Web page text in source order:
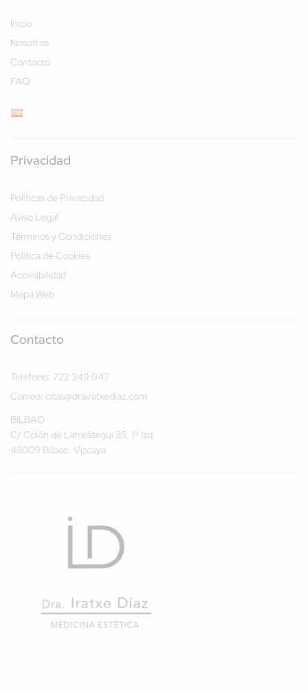
Inicio
Nosotros
Contacto
FAQ
Privacidad
Políticas de Privacidad
Aviso Legal
Términos y Condiciones
Política de Cookies
Accesibilidad
Mapa Web
Contacto
Teléfono: 722 349 947
Correo: citas@drairatxediaz.com
BILBAO
C/ Colón de Larreátegui 35, 1º Izq
48009 Bilbao, Vizcaya